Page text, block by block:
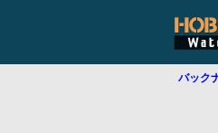
バック